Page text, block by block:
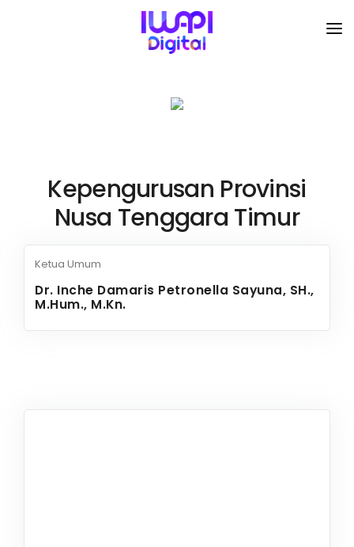
KEGIATAN
IMARKETKU
Kepengurusan Provinsi
Nusa Tenggara Timur
Ketua Umum
Dr. Inche Damaris Petronella Sayuna, SH.,
M.Hum., M.Kn.